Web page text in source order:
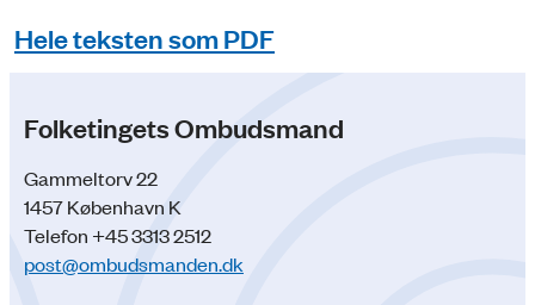
Hele teksten som PDF
Folketingets Ombudsmand
Gammeltorv 22
1457 København K
Telefon +45 3313 2512
post@ombudsmanden.dk